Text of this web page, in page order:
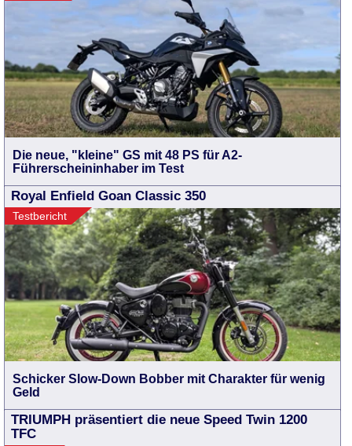
Die neue, "kleine" GS mit 48 PS für A2-
Führerscheininhaber im Test
Royal Enfield Goan Classic 350
Testbericht
Schicker Slow-Down Bobber mit Charakter für wenig
Geld
TRIUMPH präsentiert die neue Speed Twin 1200
TFC